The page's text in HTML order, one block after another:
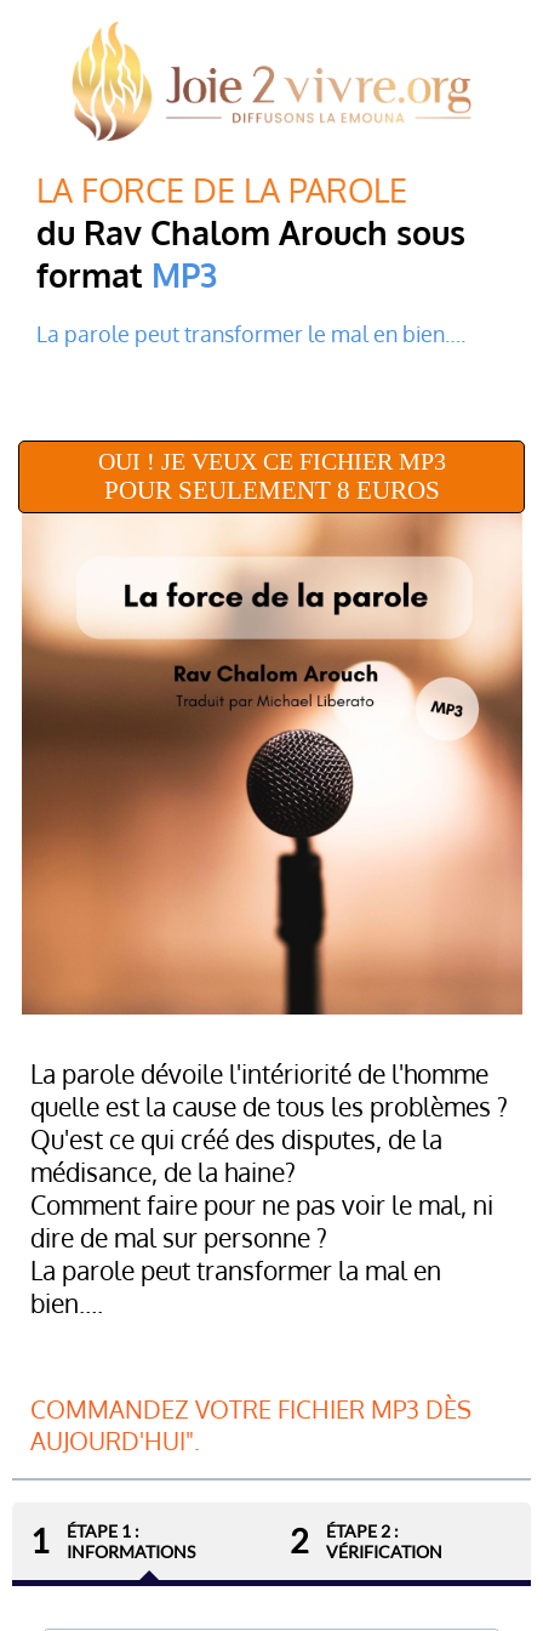
LA FORCE DE LA PAROLE
du Rav Chalom Arouch sous
format MP3
La parole peut transformer le mal en bien….
OUI ! JE VEUX CE FICHIER MP3
POUR SEULEMENT 8 EUROS
La parole dévoile l'intériorité de l'homme
quelle est la cause de tous les problèmes ?
Qu'est ce qui créé des disputes, de la
médisance, de la haine?
Comment faire pour ne pas voir le mal, ni
dire de mal sur personne ?
La parole peut transformer la mal en
bien….
COMMANDEZ VOTRE FICHIER MP3 DÈS
AUJOURD'HUI".
1
ÉTAPE 1 :
INFORMATIONS
2
ÉTAPE 2 :
VÉRIFICATION